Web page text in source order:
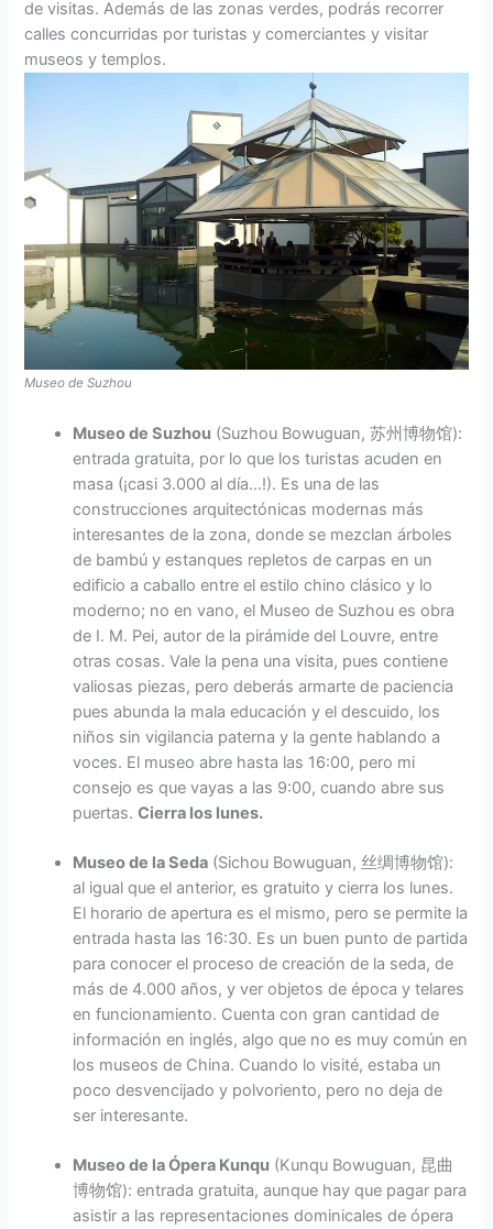
de visitas. Además de las zonas verdes, podrás recorrer
calles concurridas por turistas y comerciantes y visitar
museos y templos.
Museo de Suzhou
Museo de Suzhou (Suzhou Bowuguan, 苏州博物馆):
entrada gratuita, por lo que los turistas acuden en
masa (¡casi 3.000 al día…!). Es una de las
construcciones arquitectónicas modernas más
interesantes de la zona, donde se mezclan árboles
de bambú y estanques repletos de carpas en un
edificio a caballo entre el estilo chino clásico y lo
moderno; no en vano, el Museo de Suzhou es obra
de I. M. Pei, autor de la pirámide del Louvre, entre
otras cosas. Vale la pena una visita, pues contiene
valiosas piezas, pero deberás armarte de paciencia
pues abunda la mala educación y el descuido, los
niños sin vigilancia paterna y la gente hablando a
voces. El museo abre hasta las 16:00, pero mi
consejo es que vayas a las 9:00, cuando abre sus
puertas.Cierra los lunes.
Museo de la Seda (Sichou Bowuguan, 丝绸博物馆):
al igual que el anterior, es gratuito y cierra los lunes.
El horario de apertura es el mismo, pero se permite la
entrada hasta las 16:30. Es un buen punto de partida
para conocer el proceso de creación de la seda, de
más de 4.000 años, y ver objetos de época y telares
en funcionamiento. Cuenta con gran cantidad de
información en inglés, algo que no es muy común en
los museos de China. Cuando lo visité, estaba un
poco desvencijado y polvoriento, pero no deja de
ser interesante.
Museo de la Ópera Kunqu (Kunqu Bowuguan, 昆曲
博物馆): entrada gratuita, aunque hay que pagar para
asistir a las representaciones dominicales de ópera